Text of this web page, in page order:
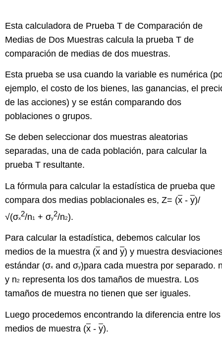
Esta calculadora de Prueba T de Comparación de
Medias de Dos Muestras calcula la prueba T de
comparación de medias de dos muestras.
Esta prueba se usa cuando la variable es numérica
ejemplo, el costo de los bienes, las ganancias, el
de las acciones) y se están comparando dos
poblaciones o grupos.
Se deben seleccionar dos muestras aleatorias
separadas, una de cada población, para calcular la
prueba T resultante.
La fórmula para calcular la estadística de prueba que
compara dos medias poblacionales es, Z= (x - y)/
√(σx
2/n1 + σy
2/n2).
Para calcular la estadística, debemos calcular los
medios de la muestra (x and y) y muestra
estándar (σx and σy)para cada muestra por separado.
y n2
representa los dos tamaños de muestra. Los
tamaños de muestra no tienen que ser iguales.
Luego procedemos encontrando la diferencia entre los
medios de muestra (x - y).